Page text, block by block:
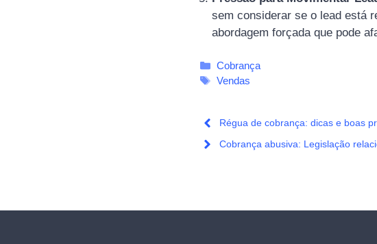
sem considerar se o lead está
abordagem forçada que pode
Categorias
Cobrança
Tags
Vendas
Régua de cobrança: dicas e boas
Cobrança abusiva: Legislação